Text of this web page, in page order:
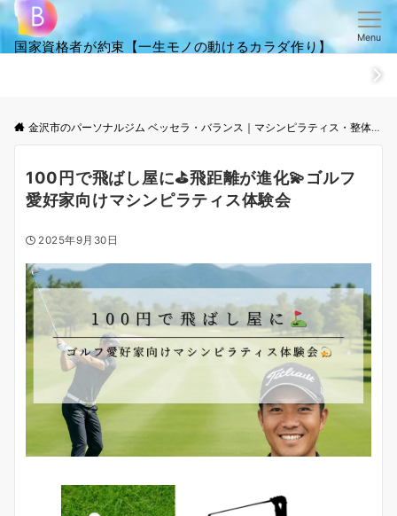
国家資格者が約束【一生モノの動けるカラダ作り】
Menu
ご来店からお帰りまでの
金沢市のパーソナルジム ベッセラ・バランス｜マシンピラティス・整体│根本改善と体幹トレーニング
100円で飛ばし屋に⛳飛距離が進化💫ゴルフ
愛好家向けマシンピラティス体験会
2025年9月30日